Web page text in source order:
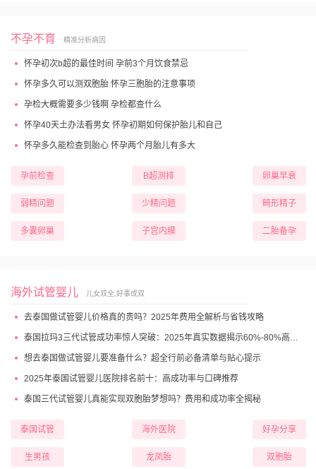
不孕不育 精准分析病因
怀孕初次b超的最佳时间 孕前3个月饮食禁忌
怀孕多久可以测双胞胎 怀孕三胞胎的注意事项
孕检大概需要多少钱啊 孕检都查什么
怀孕40天土办法看男女 怀孕初期如何保护胎儿和自己
怀孕多久能检查到胎心 怀孕两个月胎儿有多大
孕前检查 B超测排 卵巢早衰
弱精问题 少精问题 畸形精子
多囊卵巢 子宫内膜 二胎备孕
海外试管婴儿 儿女双全,好事成双
去泰国做试管婴儿价格真的贵吗？2025年费用全解析与省钱攻略
泰国拉玛3三代试管成功率惊人突破：2025年真实数据揭示60%-80%高成功妊娠率
想去泰国做试管婴儿要准备什么？超全行前必备清单与贴心提示
2025年泰国试管婴儿医院排名前十：高成功率与口碑推荐
泰国三代试管婴儿真能实现双胞胎梦想吗？费用和成功率全揭秘
泰国试管 海外医院 好孕分享
生男孩 龙凤胎 双胞胎